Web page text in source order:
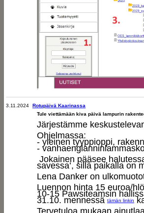
3.11.2024
Rotupäivä Kaarinassa
Tule viettämään kiva päivä lampurin
Järjestämme
Ohjelmassa:
- yleinen tyyppioppi,
-
Jokainen pääsee
savessa’, sillä paikalla on
Lena Danker on
Luennon hinta 15 euroa/
10-15 Pawsiteamsin
31.10. mennessätämän linkin
Tervetuloa mukaan